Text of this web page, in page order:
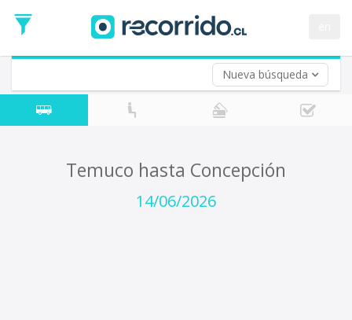
Nueva búsqueda
de
Ida
Vuelta (opcional)
Fecha
de
Temuco hasta Concepción
14/06/2026